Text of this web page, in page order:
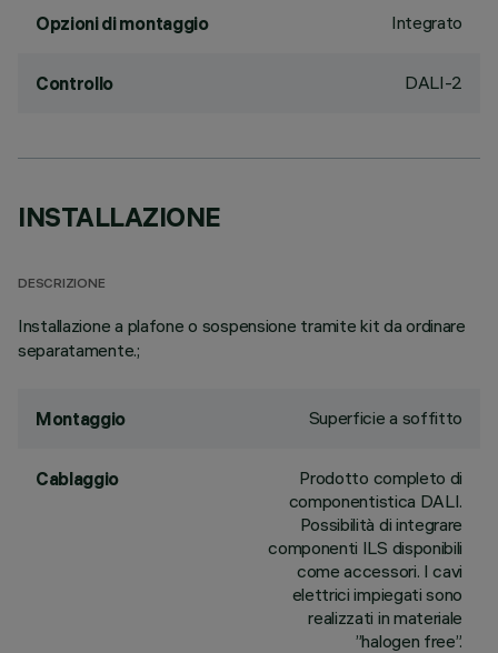
Opzioni di montaggio Integrato
Controllo DALI-2
INSTALLAZIONE
DESCRIZIONE
Installazione a plafone o sospensione tramite kit da ordinare
separatamente.;
Montaggio Superficie a soffitto
Cablaggio
Prodotto completo di
componentistica DALI.
Possibilità di integrare
componenti ILS disponibili
come accessori. I cavi
elettrici impiegati sono
realizzati in materiale
”halogen free”.